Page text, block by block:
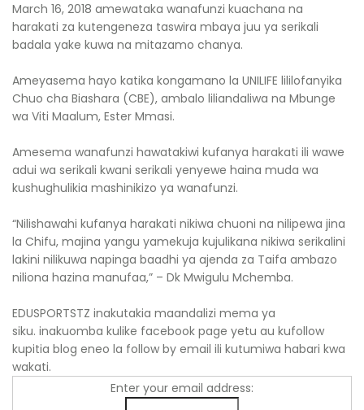
March 16, 2018 amewataka wanafunzi kuachana na
harakati za kutengeneza taswira mbaya juu ya serikali
badala yake kuwa na mitazamo chanya.
Ameyasema hayo katika kongamano la UNILIFE lililofanyika
Chuo cha Biashara (CBE), ambalo liliandaliwa na Mbunge
wa Viti Maalum, Ester Mmasi.
Amesema wanafunzi hawatakiwi kufanya harakati ili wawe
adui wa serikali kwani serikali yenyewe haina muda wa
kushughulikia mashinikizo ya wanafunzi.
“Nilishawahi kufanya harakati nikiwa chuoni na nilipewa jina
la Chifu, majina yangu yamekuja kujulikana nikiwa serikalini
lakini nilikuwa napinga baadhi ya ajenda za Taifa ambazo
niliona hazina manufaa,” – Dk Mwigulu Mchemba.
EDUSPORTSTZ inakutakia maandalizi mema ya
siku. inakuomba kulike facebook page yetu au kufollow
kupitia blog eneo la follow by email ili kutumiwa habari kwa
wakati.
Enter your email address: